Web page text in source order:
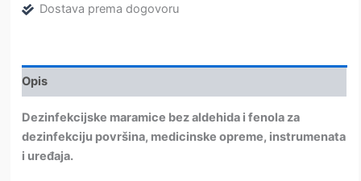
Dostava prema dogovoru
Opis
Dezinfekcijske maramice bez aldehida i fenola za
dezinfekciju površina, medicinske opreme, instrumenata
i uređaja.